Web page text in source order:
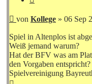
Beitrag
von Kollege » 06 Sep
Spiel in Altenplos ist
Weiß jemand warum?
Hat der BFV was am
den Vorgaben entspricht?
Spielvereinigung